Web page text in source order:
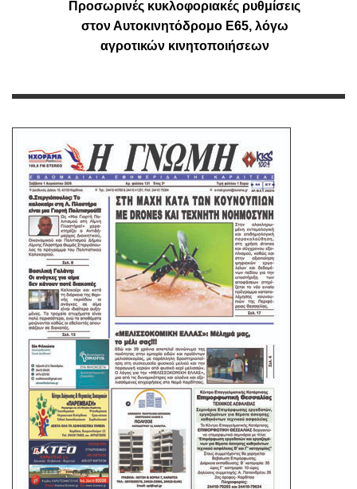
Προσωρινές κυκλοφοριακές ρυθμίσεις
στον Αυτοκινητόδρομο Ε65, λόγω
αγροτικών κινητοποιήσεων